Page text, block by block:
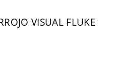
VISUAL FLUKE